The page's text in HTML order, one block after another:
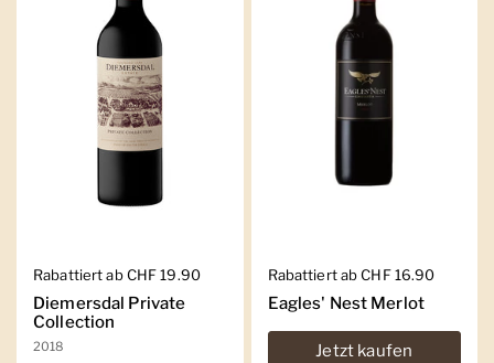
Regulärer Preis
Rabattiert ab CHF 19.90
Diemersdal Private
Collection
2018
Regulärer Preis
Rabattiert ab CHF 16.90
Eagles' Nest Merlot
Jetzt kaufen